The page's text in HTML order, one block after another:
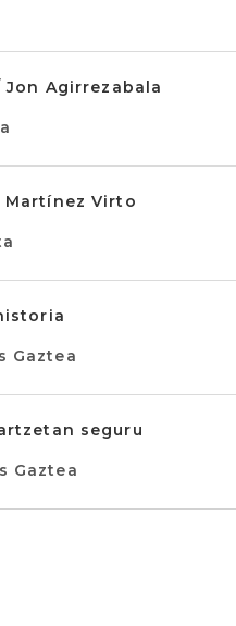
Agirrezabala
Martínez Virto
Gaztea
seguru
Gaztea